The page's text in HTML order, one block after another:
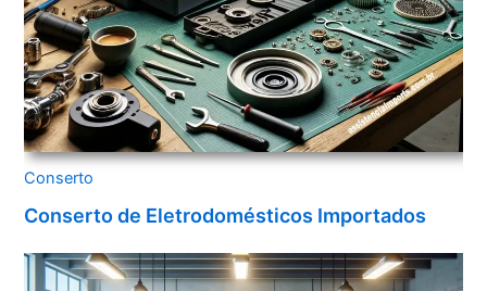
Conserto
Conserto de Eletrodomésticos Importados